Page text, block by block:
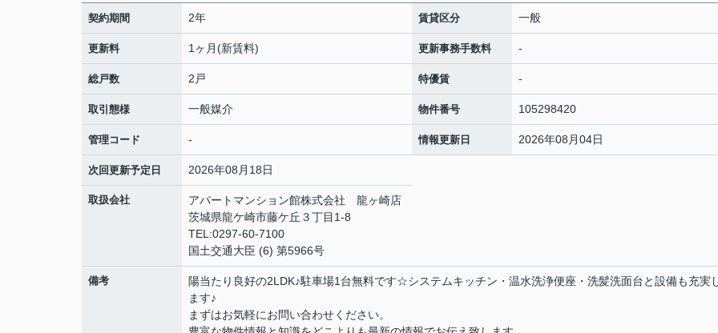
契約期間 2年 賃貸区分 一般
更新料 1ヶ月(新賃料) 更新事務手数料 -
総戸数 2戸 特優賃 -
取引態様 一般媒介 物件番号 105298420
管理コード - 情報更新日 2026年08月04日
次回更新予定日 2026年08月18日
取扱会社
アパートマンション館株式会社 龍ヶ崎店
茨城県龍ケ崎市藤ケ丘３丁目1-8
TEL:0297-60-7100
国土交通大臣 (6) 第5966号
備考
陽当たり良好の2LDK♪駐車場1台無料です☆システムキッチン・温水洗浄便座・洗髪洗面台と設備も充実
ます♪
まずはお気軽にお問い合わせください。